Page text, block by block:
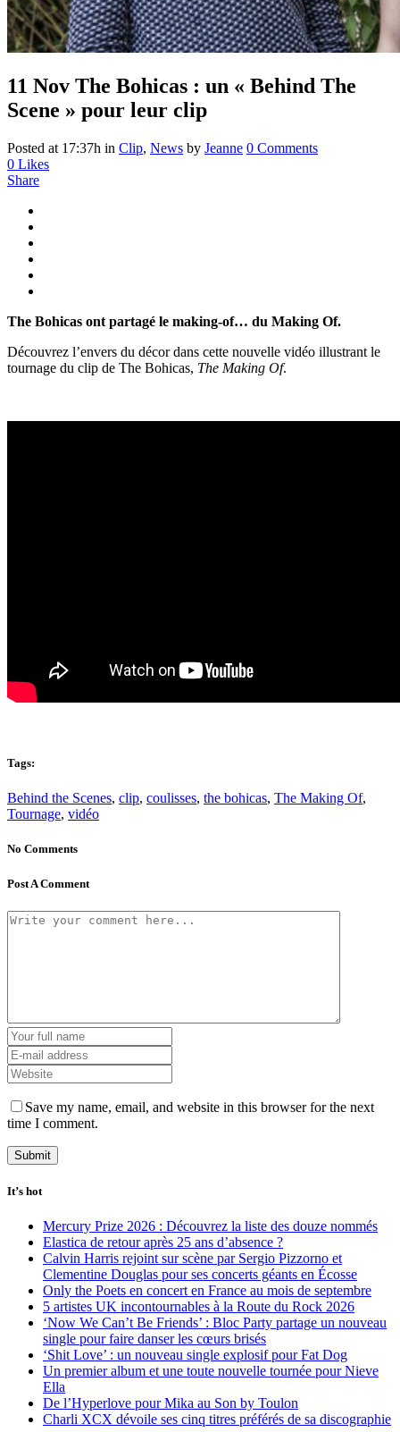
11 Nov The Bohicas : un « Behind The
Scene » pour leur clip
Posted at 17:37h in Clip, News by Jeanne 0 Comments
0 Likes
Share
The Bohicas ont partagé le making-of… du Making Of.
Découvrez l’envers du décor dans cette nouvelle vidéo illustrant le
tournage du clip de The Bohicas, The Making Of.
Tags:
Behind the Scenes, clip, coulisses, the bohicas, The Making Of,
Tournage, vidéo
No Comments
Post A Comment
Save my name, email, and website in this browser for the next
time I comment.
It’s hot
Mercury Prize 2026 : Découvrez la liste des douze nommés
Elastica de retour après 25 ans d’absence ?
Calvin Harris rejoint sur scène par Sergio Pizzorno et
Clementine Douglas pour ses concerts géants en Écosse
Only the Poets en concert en France au mois de septembre
5 artistes UK incontournables à la Route du Rock 2026
‘Now We Can’t Be Friends’ : Bloc Party partage un nouveau
single pour faire danser les cœurs brisés
‘Shit Love’ : un nouveau single explosif pour Fat Dog
Un premier album et une toute nouvelle tournée pour Nieve
Ella
De l’Hyperlove pour Mika au Son by Toulon
Charli XCX dévoile ses cinq titres préférés de sa discographie